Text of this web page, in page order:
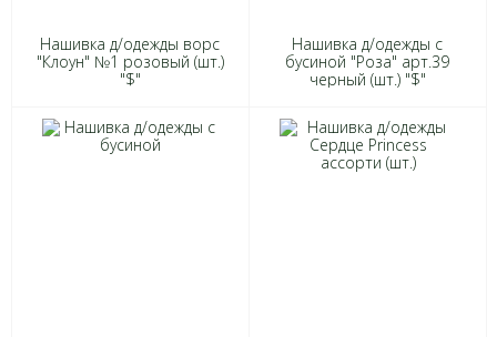
Нашивка д/одежды ворс
"Клоун" №1 розовый (шт.)
"$"
Нашивка д/одежды с
бусиной "Роза" арт.39
черный (шт.) "$"